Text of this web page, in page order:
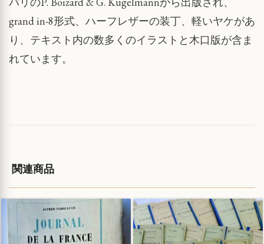
grand in-8形式、ハーフレザーの装丁、軽いヤケがあ
り、テキスト内の数多くのイラストと木口版が含ま
れています。
関連商品